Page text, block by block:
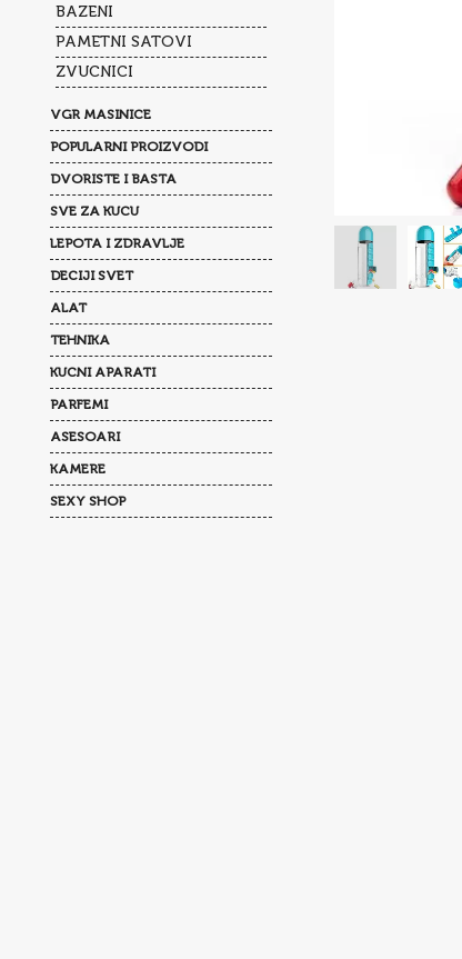
BAZENI
PAMETNI SATOVI
ZVUCNICI
VGR MASINICE
POPULARNI PROIZVODI
DVORISTE I BASTA
SVE ZA KUCU
LEPOTA I ZDRAVLJE
DECIJI SVET
ALAT
TEHNIKA
KUCNI APARATI
PARFEMI
ASESOARI
KAMERE
SEXY SHOP